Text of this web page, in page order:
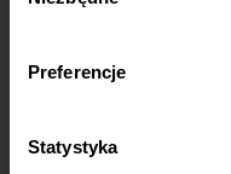
Preferencje
Statystyka